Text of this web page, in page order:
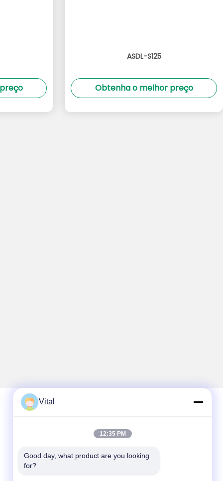
ASDL-S125
Obtenha o melhor preço
Contato rápido
Telefone
Vital
12:35 PM
Good day, what product are you looking
for?